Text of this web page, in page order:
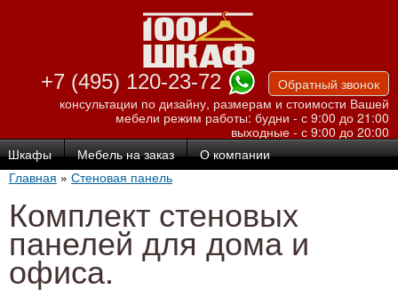
Перейти к
основному
содержанию
+7 (495) 120-23-72
Обратный звонок
консультации по дизайну, размерам и стоимости Вашей
мебели режим работы: будни - с 9:00 до 21:00
выходные - с 9:00 до 20:00
Шкафы Мебель на заказ О компании
Главная » Стеновая панель
Комплект стеновых
панелей для дома и
офиса.